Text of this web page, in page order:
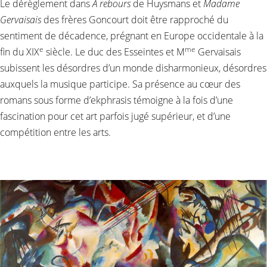
Le dérèglement dansÀ reboursde Huysmans et Madame
Gervaisaisdes frères Goncourt doit être rapproché du
sentiment de décadence, prégnant en Europe occidentale à la
fin du XIXe siècle. Le duc des Esseintes et Mme Gervaisais
subissent les désordres d’un monde disharmonieux, désordres
auxquels la musique participe. Sa présence au cœur des
romans sous forme d’ekphrasis témoigne à la fois d’une
fascination pour cet art parfois jugé supérieur, et d’une
compétition entre les arts.